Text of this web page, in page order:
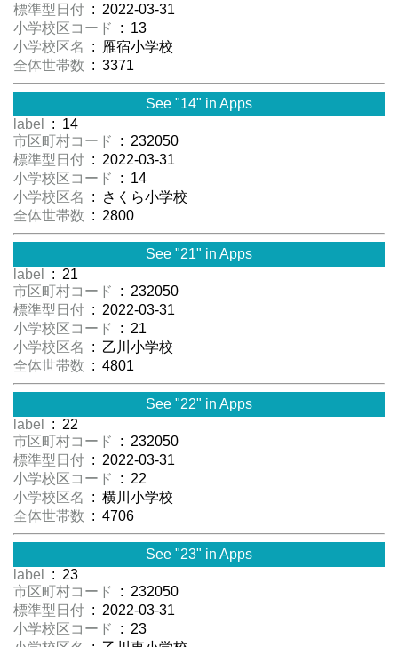
標準型日付 : 2022-03-31
小学校区コード
: 13
小学校区名
: 雁宿小学校
全体世帯数 : 3371
See "14" in Apps
label
: 14
市区町村コード
: 232050
標準型日付 : 2022-03-31
小学校区コード
: 14
小学校区名
: さくら小学校
全体世帯数 : 2800
See "21" in Apps
label
: 21
市区町村コード
: 232050
標準型日付 : 2022-03-31
小学校区コード
: 21
小学校区名
: 乙川小学校
全体世帯数 : 4801
See "22" in Apps
label
: 22
市区町村コード
: 232050
標準型日付 : 2022-03-31
小学校区コード
: 22
小学校区名
: 横川小学校
全体世帯数 : 4706
See "23" in Apps
label
: 23
市区町村コード
: 232050
標準型日付 : 2022-03-31
小学校区コード
: 23